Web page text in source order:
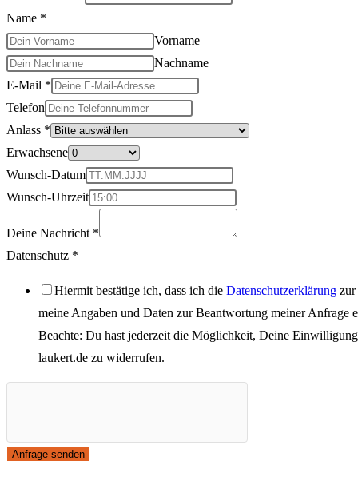
Name *
Vorname
Nachname
E-Mail *
Telefon
Anlass *
Erwachsene
Telefon
E-
Wunsch-
Uhrzeit
Wunsch-Datum
Wunsch-Uhrzeit
Deine Nachricht *
Datenschutz *
Hiermit bestätige ich, dass ich die Datenschutzerklärung zur
meine Angaben und Daten zur Beantwortung meiner Anfrage
Beachte: Du hast jederzeit die Möglichkeit, Deine
laukert.de zu widerrufen.
Anfrage senden